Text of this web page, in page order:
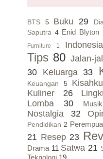
BTS 5 Buku 29
Saputra 4 Enid Blyton
Furniture 1
Tips 80 Jalan-
30
Keluarga 33
Keuangan 5 Kisahku
Kuliner 26
Lomba
30 Musik
Nostalgia 32
Pendidikan 2
21 Resep 23
Drama 11 Satwa 21